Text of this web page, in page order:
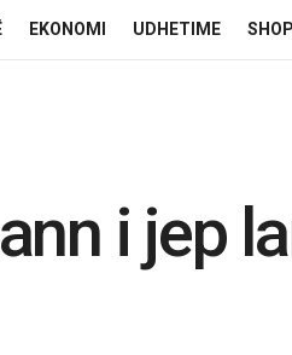
EKONOMI UDHETIME SHOP
i jep